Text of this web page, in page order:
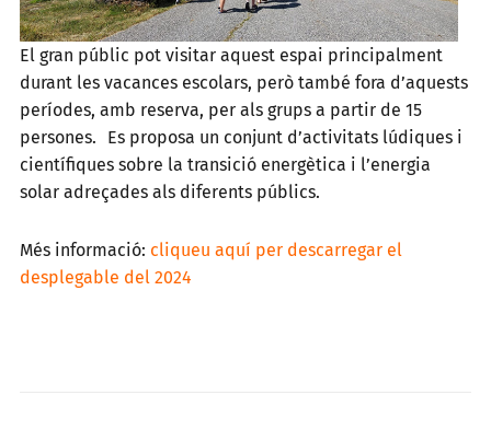
El gran públic pot visitar aquest espai principalment
durant les vacances escolars, però també fora d’aquests
períodes, amb reserva, per als grups a partir de 15
persones. Es proposa un conjunt d’activitats lúdiques i
científiques sobre la transició energètica i l’energia
solar adreçades als diferents públics.
Més informació: cliqueu aquí per descarregar el
desplegable del 2024